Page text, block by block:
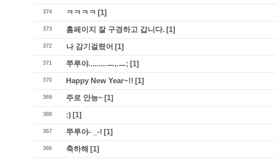
374 ㅋㅋㅋㅋ [1]
373 홈페이지 잘 구경하고 갑니다.[1]
372 나 감기걸렸어 [1]
371 쭈루야.........ㅡ,.ㅡ; [1]
370 Happy New Year~!! [1]
369 주로 안능~[1]
368 :)[1]
367 쭈루야- _-! [1]
366 축하해 [1]